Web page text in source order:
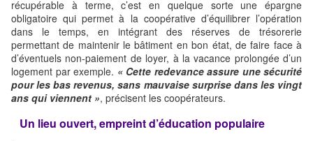
récupérable à terme, c’est en quelque sorte une épargne
obligatoire qui permet à la coopérative d’équilibrer l’opération
dans le temps, en intégrant des réserves de trésorerie
permettant de maintenir le bâtiment en bon état, de faire face à
d’éventuels non-paiement de loyer, à la vacance prolongée d’un
logement par exemple. « Cette redevance assure une sécurité
pour les bas revenus, sans mauvaise surprise dans les vingt
ans qui viennent », précisent les coopérateurs.
Un lieu ouvert, empreint d’éducation populaire